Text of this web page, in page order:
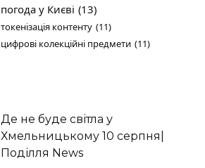
погода у Києві (13)
токенізація контенту (11)
цифрові колекційні предмети (11)
Де не буде світла у
Хмельницькому 10 серпня|
Поділля News